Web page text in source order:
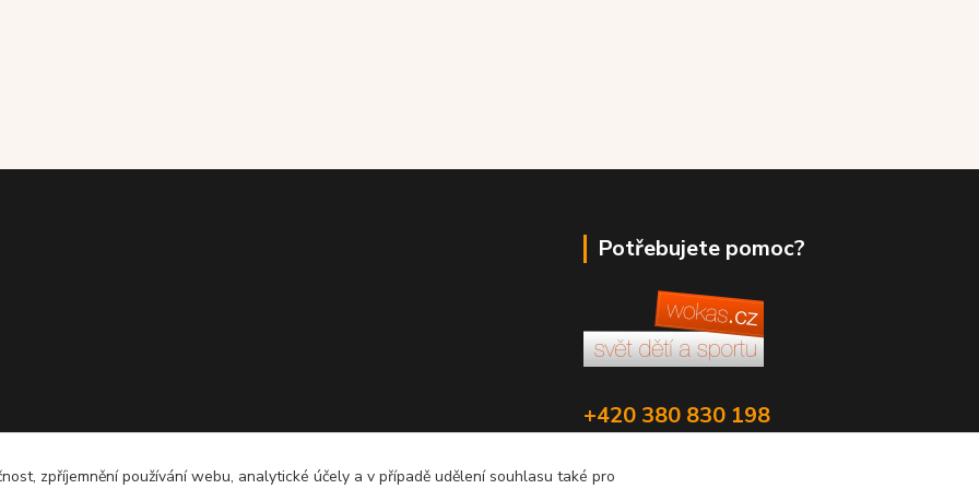
Potřebujete pomoc?
+420 380 830 198
zpříjemnění používání webu, analytické účely a v případě udělení souhlasu také pro